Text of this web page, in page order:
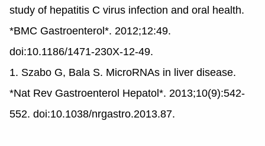
study of hepatitis C virus infection and oral health.
*BMC Gastroenterol*. 2012;12:49.
doi:10.1186/1471-230X-12-49.
1. Szabo G, Bala S. MicroRNAs in liver disease.
*Nat Rev Gastroenterol Hepatol*. 2013;10(9):542-
552. doi:10.1038/nrgastro.2013.87.​​​​​​​​​​​​​​​​